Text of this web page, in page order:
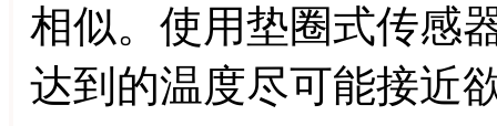
相似。使用垫圈式传感
达到的温度尽可能接近